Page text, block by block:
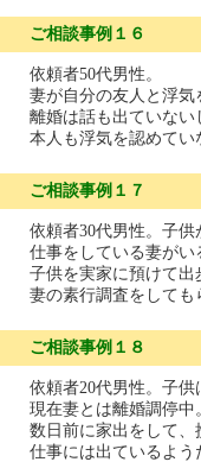
ご相談事例１６
依頼者50代男性。
妻が自分の友人と浮
離婚は話も出ていな
本人も浮気を認めて
ご相談事例１７
依頼者30代男性。子
仕事をしている妻が
子供を実家に預けて出
妻の素行調査をしても
ご相談事例１８
依頼者20代男性。子
現在妻とは離婚調停中
数日前に家出をして、
仕事には出ているよ